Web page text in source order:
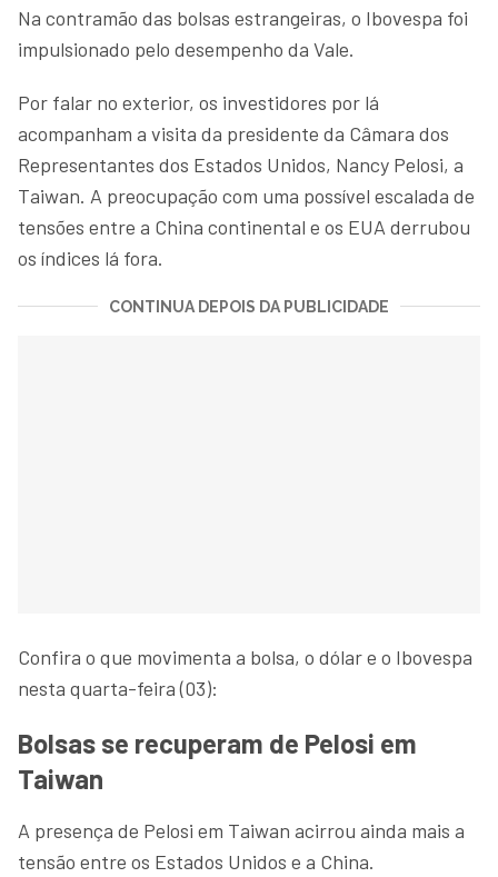
Na contramão das bolsas estrangeiras, o Ibovespa foi
impulsionado pelo desempenho da Vale.
Por falar no exterior, os investidores por lá
acompanham a visita da presidente da Câmara dos
Representantes dos Estados Unidos, Nancy Pelosi, a
Taiwan. A preocupação com uma possível escalada de
tensões entre a China continental e os EUA derrubou
os índices lá fora.
CONTINUA DEPOIS DA PUBLICIDADE
Confira o que movimenta a bolsa, o dólar e o Ibovespa
nesta quarta-feira (03):
Bolsas se recuperam de Pelosi em
Taiwan
A presença de Pelosi em Taiwan acirrou ainda mais a
tensão entre os Estados Unidos e a China.